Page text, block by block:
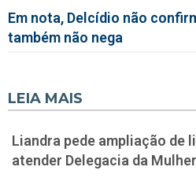
Em nota, Delcídio não
também não nega
LEIA MAIS
Liandra pede ampliação de
atender Delegacia da Mulher